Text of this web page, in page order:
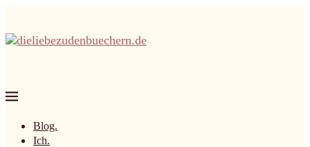
Blog.
Ich.